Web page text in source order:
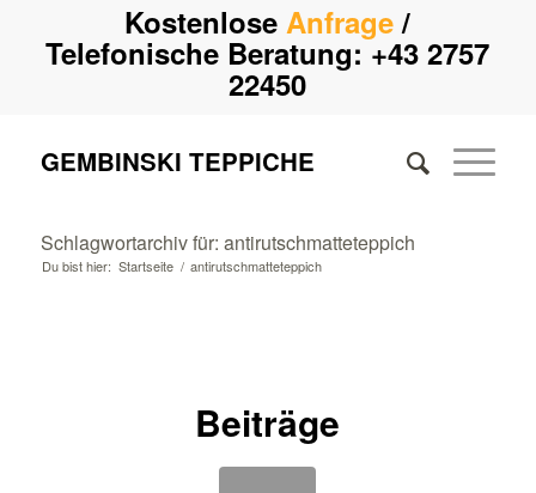
KostenloseAnfrage/
Telefonische Beratung:+43 2757
22450
GEMBINSKI TEPPICHE
Schlagwortarchiv für: antirutschmatteteppich
Du bist hier: Startseite / antirutschmatteteppich
Beiträge